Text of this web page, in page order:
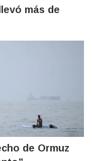
más de
de Ormuz